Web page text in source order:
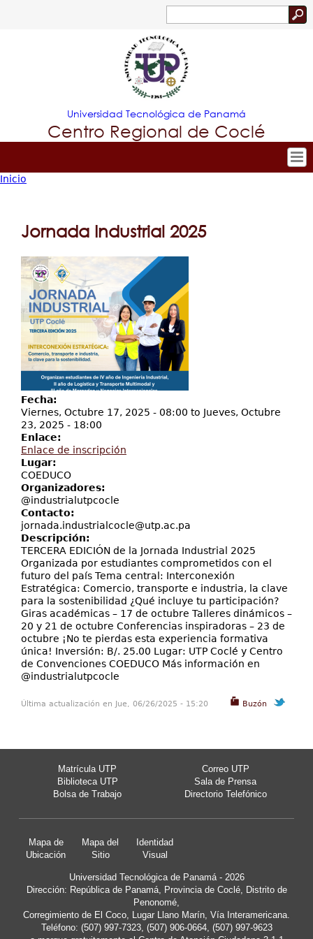
Jump to navigation
de
búsqueda
Universidad Tecnológica de Panamá
Centro Regional de Coclé
Tropical
Principal
Admisión
Investigación y Desarrollo
Estudiantes
Extensión
Servicios
Proyectos
Inicio
Jornada Industrial 2025
Fecha:
Viernes, Octubre 17, 2025 - 08:00 to Jueves, Octubre
23, 2025 - 18:00
Enlace:
Enlace de inscripción
Lugar:
COEDUCO
Organizadores:
@industrialutpcocle
Contacto:
jornada.industrialcocle@utp.ac.pa
Descripción:
TERCERA EDICIÓN de la Jornada Industrial 2025
Organizada por estudiantes comprometidos con el
futuro del país Tema central: Interconexión
Estratégica: Comercio, transporte e industria, la clave
para la sostenibilidad ¿Qué incluye tu participación?
Giras académicas – 17 de octubre Talleres dinámicos –
20 y 21 de octubre Conferencias inspiradoras – 23 de
octubre ¡No te pierdas esta experiencia formativa
única! Inversión: B/. 25.00 Lugar: UTP Coclé y Centro
de Convenciones COEDUCO Más información en
@industrialutpcocle
Buzón
Última actualización en Jue, 06/26/2025 - 15:20
Matrícula UTP
Correo UTP
Biblioteca UTP
Sala de Prensa
Bolsa de Trabajo
Directorio Telefónico
Mapa de
Ubicación
Mapa del
Sitio
Identidad
Visual
Universidad Tecnológica de Panamá - 2026
Dirección: República de Panamá, Provincia de Coclé, Distrito de
Penonomé,
Corregimiento de El Coco, Lugar Llano Marín, Vía Interamericana.
Teléfono: (507) 997-7323, (507) 906-0664, (507) 997-9623